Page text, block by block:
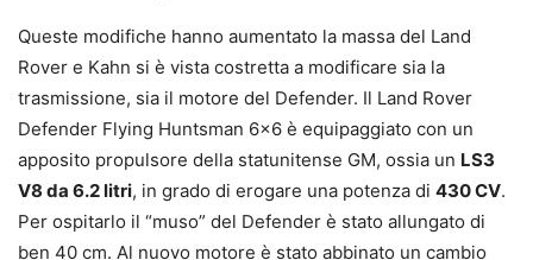
Queste modifiche hanno aumentato la massa del Land
Rover e Kahn si è vista costretta a modificare sia la
trasmissione, sia il motore del Defender. Il Land Rover
Defender Flying Huntsman 6×6 è equipaggiato con un
apposito propulsore della statunitense GM, ossia un LS3
V8 da 6.2 litri, in grado di erogare una potenza di 430 CV.
Per ospitarlo il “muso” del Defender è stato allungato di
ben 40 cm. Al nuovo motore è stato abbinato un cambio